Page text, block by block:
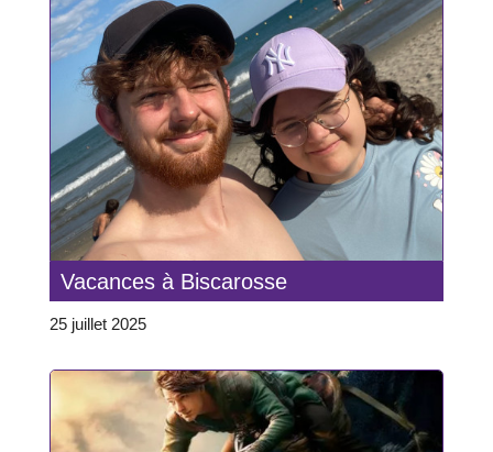
Vacances à Biscarosse
25 juillet 2025